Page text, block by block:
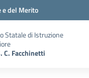
del Merito
Statale di Istruzione
C. Facchinetti